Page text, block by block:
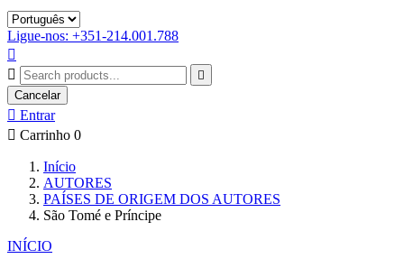
Ligue-nos: +351-214.001.788



Cancelar
 Entrar
 Carrinho 0
Início
AUTORES
PAÍSES DE ORIGEM DOS AUTORES
São Tomé e Príncipe
INÍCIO